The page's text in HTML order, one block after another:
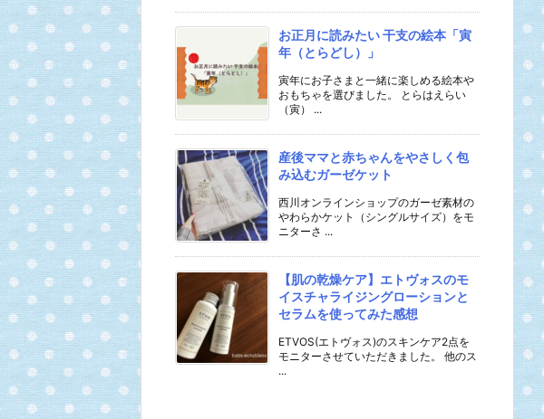
お正月に読みたい 干支の絵本「寅
年（とらどし）」
寅年にお子さまと一緒に楽しめる絵本や
おもちゃを選びました。 とらはえらい
（寅） ...
産後ママと赤ちゃんをやさしく包
み込むガーゼケット
西川オンラインショップのガーゼ素材の
やわらかケット（シングルサイズ）をモ
ニターさ ...
【肌の乾燥ケア】エトヴォスのモ
イスチャライジングローションと
セラムを使ってみた感想
ETVOS(エトヴォス)のスキンケア2点を
モニターさせていただきました。 他のス
...